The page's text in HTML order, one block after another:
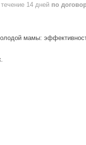
14 дней по
мамы: